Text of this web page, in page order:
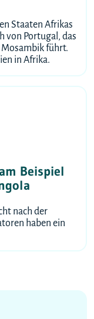
Staaten Afrikas
von Portugal, das
Mosambik führt.
in Afrika.
Beispiel
nach der
haben ein